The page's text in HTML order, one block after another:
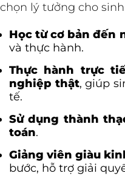
chọn lý tưởng cho
Học từ cơ bản đến
và thực hành.
Thực hành trực
nghiệp thật, giúp
tế.
Sử dụng thành
toán.
Giảng viên giàu
bước, hỗ trợ giải